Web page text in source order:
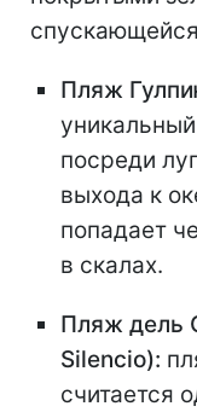
Пляж
посреди
выхода к
попадает
в скалах.
Пляж дель
Silencio):
считается